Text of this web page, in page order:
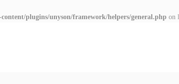
plugins/unyson/framework/helpers/general.php on